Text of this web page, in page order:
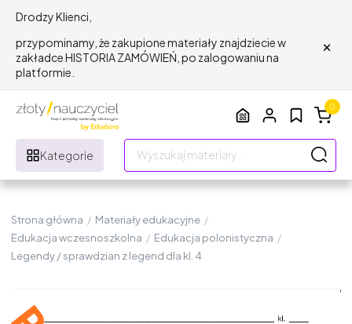
Drodzy Klienci,
przypominamy, że zakupione materiały znajdziecie w
zakładce HISTORIA ZAMÓWIEŃ, po zalogowaniu na
platformie.
×
Kategorie
0
Strona główna / Materiały edukacyjne /
Edukacja wczesnoszkolna / Edukacja polonistyczna /
Legendy / sprawdzian z legend dla kl. 4